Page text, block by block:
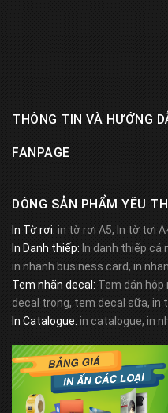
THÔNG TIN VÀ HƯỚNG
FANPAGE
DÒNG SẢN PHẨM YÊU
In Tờ rơi: in tờ rơi A5, In tờ tơi
In Danh thiếp: In danh thiếp cá
in nhanh business card, in
Tem nhãn decal: Tem dán
decal trong, tem decal sữa, in
In Catalogue: in catalogue, in